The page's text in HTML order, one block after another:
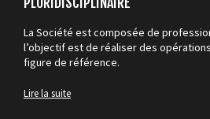
La Société est composée de
l’objectif est de réaliser des
figure de référence.
Lire la suite